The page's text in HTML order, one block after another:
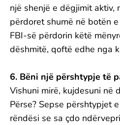
një shenjë e dëgjimit aktiv,
përdoret shumë në botën
FBI-së përdorin këtë
dëshmitë, qoftë edhe nga
6. Bëni një përshtypje të
Vishuni mirë, kujdesuni në
Përse? Sepse përshtypjet
rëndësi se sa çdo